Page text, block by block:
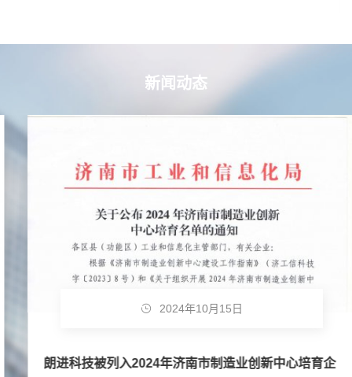
新闻动态
2024年10月15日
朗进科技被列入2024年济南市制造业创新中心培育企